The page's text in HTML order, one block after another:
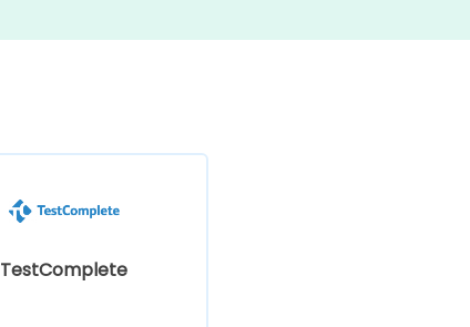
TestComplete